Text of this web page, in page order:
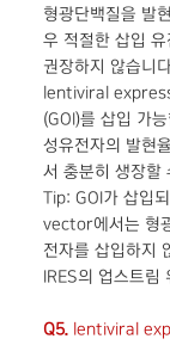
형광단백질을 발
우 적절한 삽입
권장하지 않습니
lentiviral
(GOI)를 삽입 가
성유전자의 발현
서 충분히 생장할
Tip: GOI가 삽입
vector에서는 형
전자를 삽입하지
IRES의 업스트림
Q5.lentiviral